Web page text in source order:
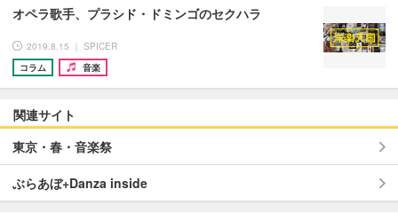
オペラ歌手、プラシド・ドミンゴのセクハラ
2019.8.15 ｜ SPICER
コラム
音楽
関連サイト
東京・春・音楽祭
ぶらあぼ+Danza inside